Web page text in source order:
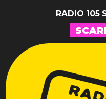
RADIO 105